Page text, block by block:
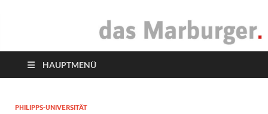
das Marburger.
HAUPTMENÜ
PHILIPPS-UNIVERSITÄT